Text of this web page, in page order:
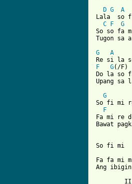
D G
A
Lala  so
C
F
G
So so fa
Tugon sa
G
A
F
G
Do la so
Upang sa
G
So fi mi
F
Fa mi re
Bawat
So fi mi
Fa fa mi
Ang
        II